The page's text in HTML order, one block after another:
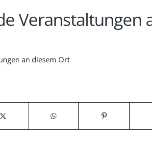
Veranstaltungen
an diesem Ort